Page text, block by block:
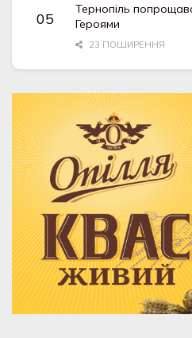
Тернопіль
Героями
23 ПОШИРЕННЯ